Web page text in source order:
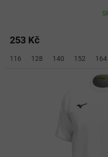
253 Kč
116 128 140 152 164